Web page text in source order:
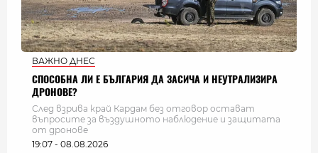
ВАЖНО ДНЕС
СПОСОБНА ЛИ Е БЪЛГАРИЯ ДА ЗАСИЧА И НЕУТРАЛИЗИРА
ДРОНОВЕ?
След взрива край Кардам без отговор остават
въпросите за въздушното наблюдение и защитата
от дронове
19:07 - 08.08.2026